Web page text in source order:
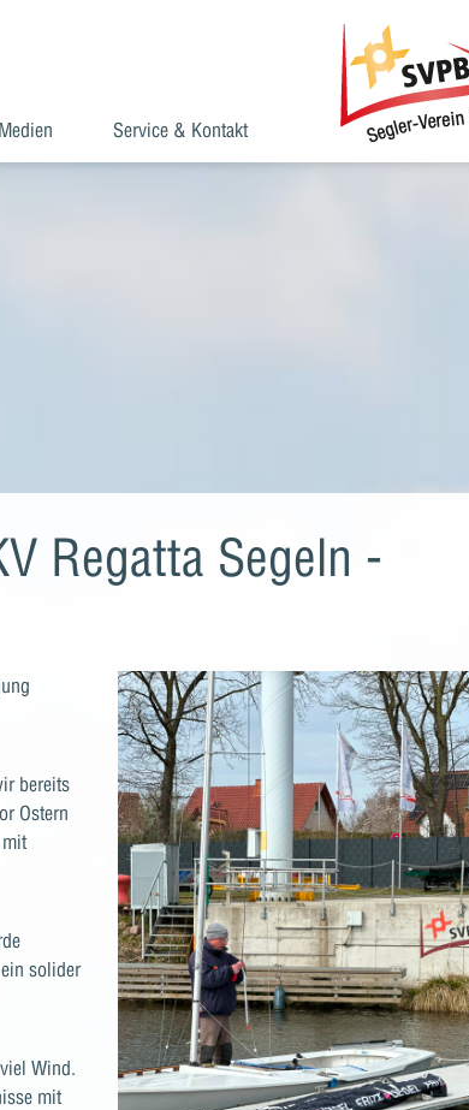
Medien Service & Kontakt
Regatta Segeln -
bereits
Ostern
solider
Wind.
mit